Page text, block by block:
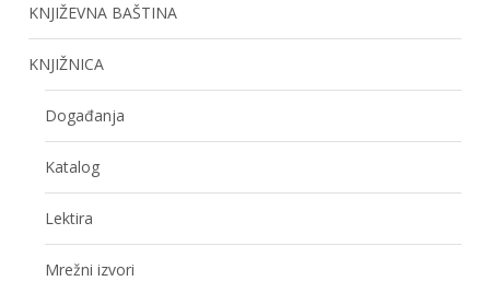
KNJIŽEVNA BAŠTINA
KNJIŽNICA
Događanja
Katalog
Lektira
Mrežni izvori